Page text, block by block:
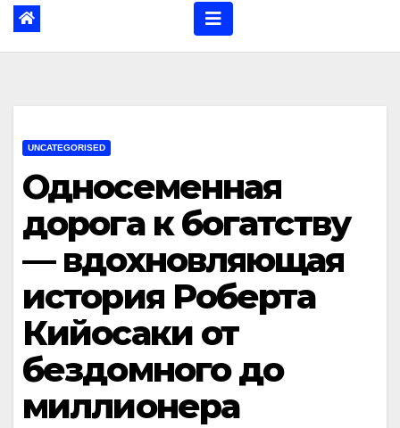
UNCATEGORISED
Односеменная
дорога к богатству
— вдохновляющая
история Роберта
Кийосаки от
бездомного до
миллионера